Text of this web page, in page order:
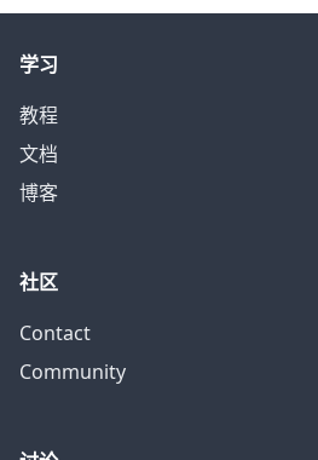
学习
教程
文档
博客
社区
Contact
Community